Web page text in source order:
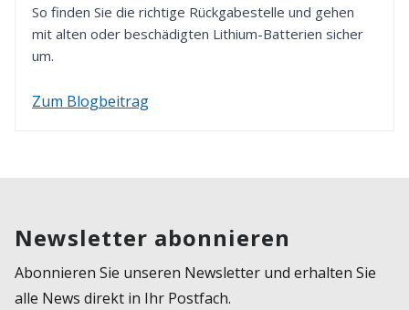
So finden Sie die richtige Rückgabestelle und gehen
mit alten oder beschädigten Lithium-Batterien sicher
um.
Zum Blogbeitrag
Newsletter abonnieren
Abonnieren Sie unseren Newsletter und erhalten Sie
alle News direkt in Ihr Postfach.